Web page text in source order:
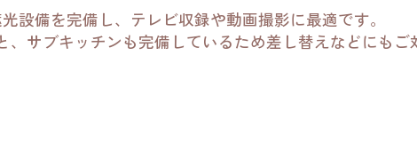
設備を完備し、テレビ収録や動画撮影に最適です。
サブキッチンも完備しているため差し替えなどにもご